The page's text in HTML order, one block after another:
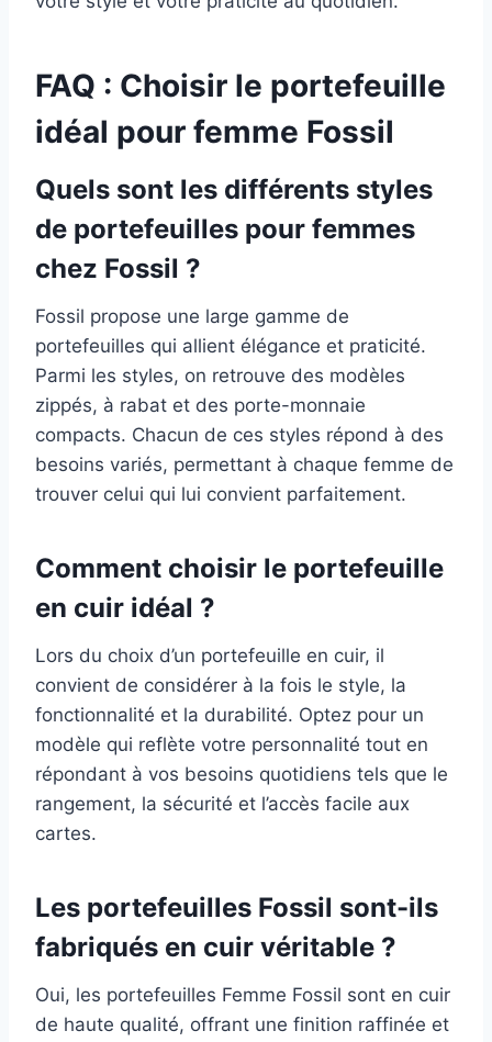
FAQ : Choisir le portefeuille
idéal pour femme Fossil
Quels sont les différents styles
de portefeuilles pour femmes
chez Fossil ?
Fossil propose une large gamme de
portefeuilles qui allient élégance et praticité.
Parmi les styles, on retrouve des modèles
zippés, à rabat et des porte-monnaie
compacts. Chacun de ces styles répond à des
besoins variés, permettant à chaque femme de
trouver celui qui lui convient parfaitement.
Comment choisir le portefeuille
en cuir idéal ?
Lors du choix d’un portefeuille en cuir, il
convient de considérer à la fois le style, la
fonctionnalité et la durabilité. Optez pour un
modèle qui reflète votre personnalité tout en
répondant à vos besoins quotidiens tels que le
rangement, la sécurité et l’accès facile aux
cartes.
Les portefeuilles Fossil sont-ils
fabriqués en cuir véritable ?
Oui, les portefeuilles Femme Fossil sont en cuir
de haute qualité, offrant une finition raffinée et